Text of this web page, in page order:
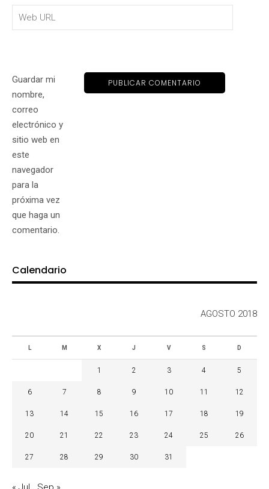
Guardar mi
nombre,
correo
electrónico y
sitio web en
este
navegador
para la
próxima vez
que haga un
comentario.
Calendario
AGOSTO 2018
L M X J V S D
1 2 3 4 5
6 7 8 9 10 11 12
13 14 15 16 17 18 19
20 21 22 23 24 25 26
27 28 29 30 31